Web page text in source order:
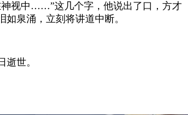
神视中……”这几个字，他说出了口，方才
如泉涌，立刻将讲道中断。
逝世。